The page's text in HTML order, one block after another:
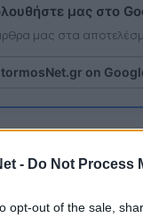
- Do Not Process
opt-out of the sale,
μας στο
μας στα
on
από τον
με τη λογική
νικήσει.